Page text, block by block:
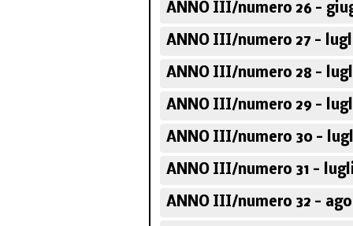
ANNO III/numero 26 -
ANNO III/numero 27 -
ANNO III/numero 28 -
ANNO III/numero 29 -
ANNO III/numero 30 -
ANNO III/numero 31 -
ANNO III/numero 32 -